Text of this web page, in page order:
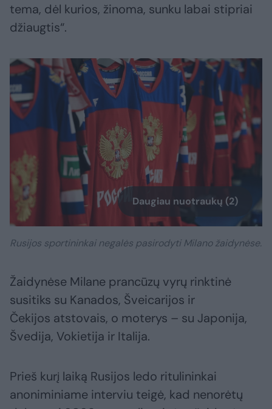
tema, dėl kurios, žinoma, sunku labai stipriai
džiaugtis“.
Daugiau nuotraukų (2)
Rusijos sportininkai negalės pasirodyti Milano žaidynėse.
Žaidynėse Milane prancūzų vyrų rinktinė
susitiks su Kanados, Šveicarijos ir
Čekijos atstovais, o moterys – su Japonija,
Švedija, Vokietija ir Italija.
Prieš kurį laiką Rusijos ledo ritulininkai
anoniminiame interviu teigė, kad nenorėtų